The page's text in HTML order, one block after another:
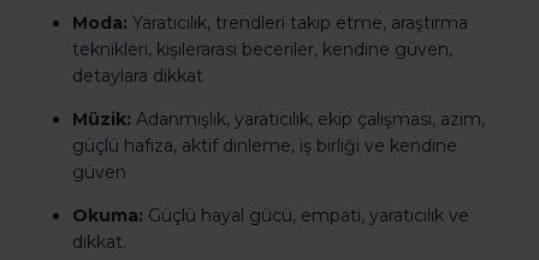
Moda: Yaratıcılık, trendleri takip etme, araştırma
teknikleri, kişilerarası beceriler, kendine güven,
detaylara dikkat
Müzik: Adanmışlık, yaratıcılık, ekip çalışması, azim,
güçlü hafıza, aktif dinleme, iş birliği ve kendine
güven
Okuma: Güçlü hayal gücü, empati, yaratıcılık ve
dikkat.